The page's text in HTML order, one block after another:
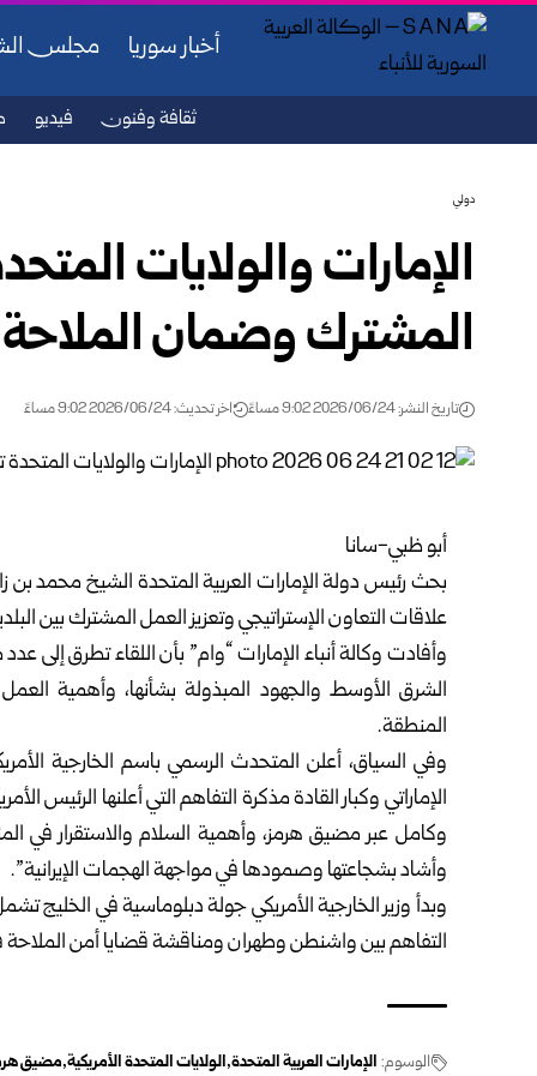
أخبار سوريا مجلس
ثقافة وفنون فيديو
دولي
الإمارات والولايات
المشترك وضمان
تاريخ النشر: 2026/06/24 9:02 مساءً اخر تحديث: 2026/06/24 9:02 مساءً
أبو ظبي-سانا
بحث رئيس دولةالإمارات العربية المتحدة الشيخ محمد بن
علاقات التعاون الإستراتيجي وتعزيز العمل المشترك بين
وأفادت وكالة أنباء الإمارات “وام” بأن اللقاء تطرق إلى
الشرق الأوسط والجهود المبذولة بشأنها، وأهمية
المنطقة.
وفي السياق، أعلن المتحدث الرسمي باسم الخارجية
الإماراتي وكبار القادة مذكرة التفاهم التي أعلنها الرئيس
وكامل عبر مضيق هرمز، وأهمية السلام والاستقرار في
وأشاد بشجاعتها وصمودها في مواجهة الهجمات الإيرانية”.
وبدأ وزير الخارجية الأمريكي جولة دبلوماسية في الخليج
التفاهم بين واشنطن وطهران ومناقشة قضايا أمن
الوسوم: الإمارات العربية المتحدة الولايات المتحدة الأمريكية مضيق